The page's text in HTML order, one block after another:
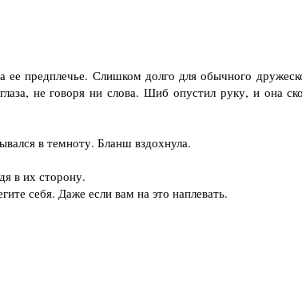
предплечье. Слишком долго для обычного
не говоря ни слова. Шиб опустил руку, и она
в темноту. Бланш вздохнула.
в их сторону.
себя. Даже если вам на это наплевать.